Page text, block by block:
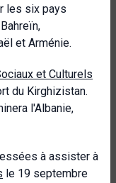
les six pays
et Arménie.
et Culturels
du Kirghizistan.
l'Albanie,
à assister à
le 19 septembre